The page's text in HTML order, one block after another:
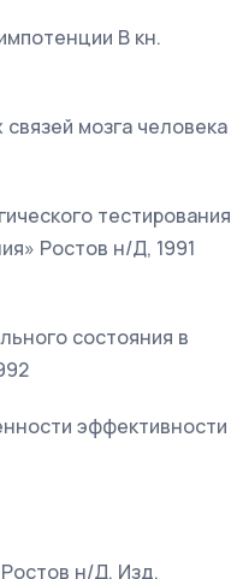
В кн.
мозга человека
тестирования
Ростов н/Д, 1991
состояния в
эффективности
н/Д. Изд.